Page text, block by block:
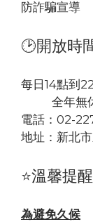
防詐騙宣導
🕑開放時
每日14點到
全年無
電話：02-
地址： 新北
⭐溫馨提醒
為避免久候